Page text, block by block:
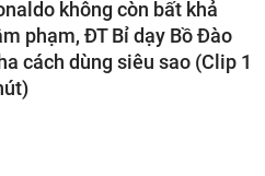
không còn bất khả
phạm, ĐT Bỉ dạy Bồ Đào
cách dùng siêu sao (Clip 1